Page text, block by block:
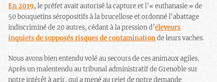
En2019, le préfet avait autorisé la capture et l’« euthanasie » de
50 bouquetins séropositifs à la brucellose et ordonné l’abattage
indiscriminé de 20 autres, cédant à la pression d’éleveurs
inquiets de supposés risques de contaminationde leurs vaches.
Nous avons bien entendu volé au secours de ces animaux agiles.
Après un malentendu au tribunal administratif de Grenoble sur
notre intérêt à agir, qui a mené au rejet de notre demande